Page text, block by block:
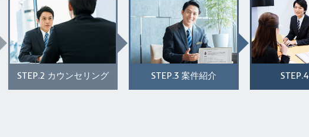
STEP.2 カウンセリング STEP.3 案件紹介 STEP.4